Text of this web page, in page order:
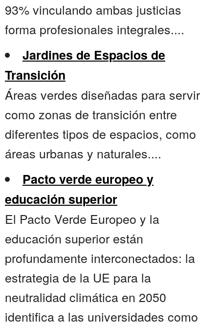
93% vinculando ambas justicias
forma profesionales integrales....
Jardines de Espacios de
Transición
Áreas verdes diseñadas para servir
como zonas de transición entre
diferentes tipos de espacios, como
áreas urbanas y naturales....
Pacto verde europeo y
educación superior
El Pacto Verde Europeo y la
educación superior están
profundamente interconectados: la
estrategia de la UE para la
neutralidad climática en 2050
identifica a las universidades como